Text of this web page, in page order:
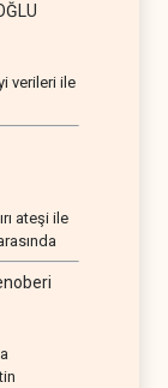
verileri ile
ateşi ile